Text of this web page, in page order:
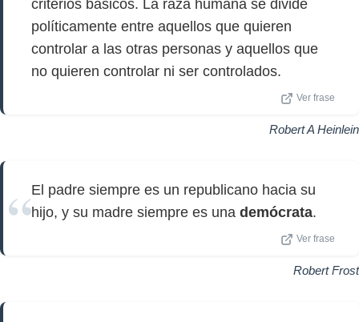
criterios básicos. La raza humana se divide
políticamente entre aquellos que quieren
controlar a las otras personas y aquellos que
no quieren controlar ni ser controlados.
Ver frase
Robert A Heinlein
El padre siempre es un republicano hacia su
hijo, y su madre siempre es una demócrata.
Ver frase
Robert Frost